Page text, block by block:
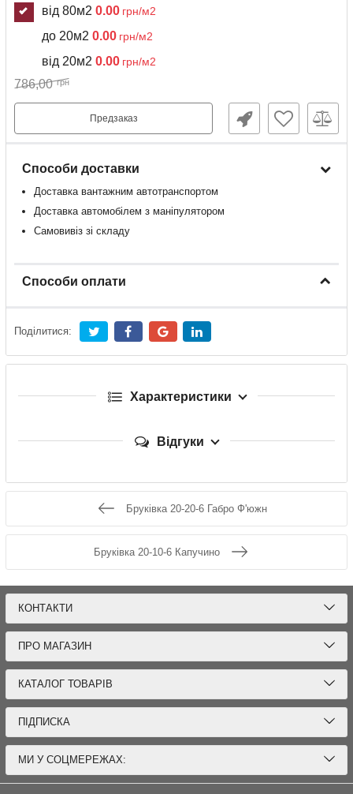
від 80м2 0.00 грн/м2
до 20м2 0.00 грн/м2
від 20м2 0.00 грн/м2
786,00 грн
Предзаказ
Способи доставки
Доставка вантажним автотранспортом
Доставка автомобілем з маніпулятором
Самовивіз зі складу
Способи оплати
Поділитися:
Характеристики
Відгуки
Бруківка 20-20-6 Габро Ф'южн
Бруківка 20-10-6 Капучино
КОНТАКТИ
ПРО МАГАЗИН
КАТАЛОГ ТОВАРІВ
ПІДПИСКА
МИ У СОЦМЕРЕЖАХ: